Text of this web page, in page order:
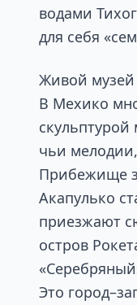
водами
для себя
Живой
В Мехико
чьи
Прибежище
Акапулько
приезжают
остров
Это